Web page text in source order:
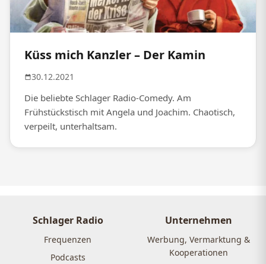
Küss mich Kanzler – Der Kamin
30.12.2021
Die beliebte Schlager Radio-Comedy. Am
Frühstückstisch mit Angela und Joachim. Chaotisch,
verpeilt, unterhaltsam.
Schlager Radio
Frequenzen
Podcasts
Unternehmen
Werbung, Vermarktung &
Kooperationen